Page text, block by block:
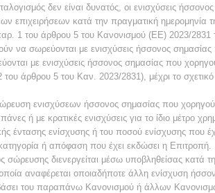
δεν είναι δυνατός, οι ενισχύσεις
επιχειρήσεων κατά την πραγματική ημερομηνία
1 του άρθρου 5 του Κανονισμού (ΕΕ) 2023/2831
να σωρεύονται με ενισχύσεις ήσσονος
με ενισχύσεις ήσσονος σημασίας που
άρθρου 5 του Καν. 2023/2831), μέχρι το
ενισχύσεων ήσσονος σημασίας που
ή με κρατικές ενισχύσεις για το ίδιο
έντασης ενίσχυσης ή του ποσού ενίσχυσης που
ή απόφαση που έχει εκδώσει η Επιτροπή.
σώρευσης διενεργείται μέσω υποβληθείσας κατά
αναφέρεται οποιαδήποτε άλλη ενίσχυση
του παραπάνω Κανονισμού ή άλλων